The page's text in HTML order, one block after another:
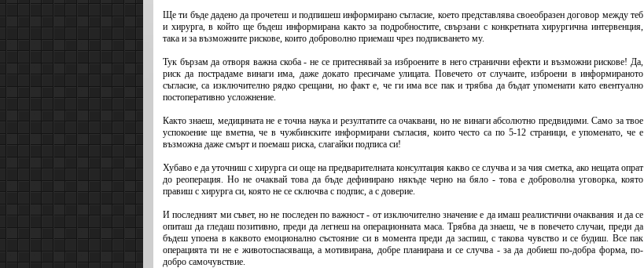
Ще ти бъде дадено да прочетеш и подпишеш информирано съгласие, което представлява своеобразен договор между теб
и хирурга, в който ще бъдеш информирана както за подробностите, свързани с конкретната хирургична интервенция,
така и за възможните рискове, които доброволно приемаш чрез подписването му.
Тук бързам да отворя важна скоба - не се притеснявай за изброените в него странични ефекти и възможни рискове! Да,
риск да пострадаме винаги има, даже докато пресичаме улицата. Повечето от случаите, изброени в информираното
съгласие, са изключително рядко срещани, но факт е, че ги има все пак и трябва да бъдат упоменати като евентуално
постоперативно усложнение.
Както знаеш, медицината не е точна наука и резултатите са очаквани, но не винаги абсолютно предвидими. Само за твое
успокоение ще вметна, че в чужбинските информирани съгласия, които често са по 5-12 страници, е упоменато, че е
възможна даже смърт и поемаш риска, слагайки подписа си!
Хубаво е да уточниш с хирурга си още на предварителната консултация какво се случва и за чия сметка, ако нещата опрат
до реоперация. Но не очаквай това да бъде дефинирано някъде черно на бяло - това е доброволна уговорка, която
правиш с хирурга си, която не се сключва с подпис, а с доверие.
И последният ми съвет, но не последен по важност - от изключително значение е да имаш реалистични очаквания и да се
опиташ да гледаш позитивно, преди да легнеш на операционната маса. Трябва да знаеш, че в повечето случаи, преди да
бъдеш упоена в каквото емоционално състояние си в момента преди да заспиш, с такова чувство и се будиш. Все пак
операцията ти не е животоспасяваща, а мотивирана, добре планирана и се случва - за да добиеш по-добра форма, по-
добро самочувствие.